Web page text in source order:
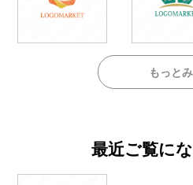
もっと
最近ご覧に